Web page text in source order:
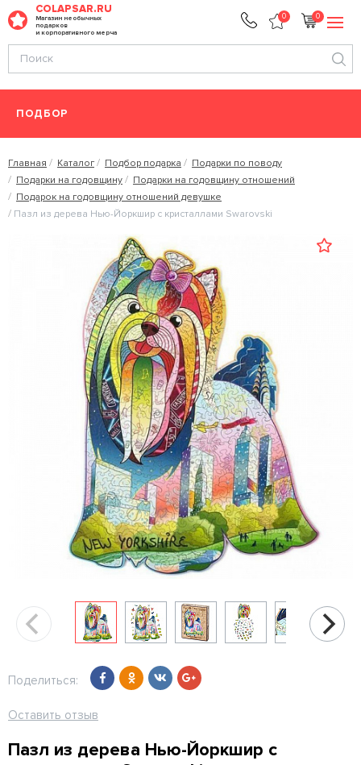
COLAPSAR.RU
Магазин необычных
подарков
и корпоративного мерча
0 0
ПОДБОР
Главная Каталог Подбор подарка
Подарки по поводу
Подарки на годовщину
Подарки на годовщину отношений
Подарок на годовщину отношений девушке
Пазл из дерева Нью-Йоркшир с кристаллами Swarovski
Поделиться:
Оставить отзыв
Пазл из дерева Нью-Йоркшир с